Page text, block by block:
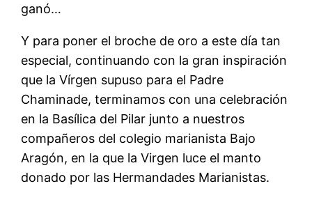
ganó…
Y para poner el broche de oro a este día tan
especial, continuando con la gran inspiración
que la Vírgen supuso para el Padre
Chaminade, terminamos con una celebración
en la Basílica del Pilar junto a nuestros
compañeros del colegio marianista Bajo
Aragón, en la que la Virgen luce el manto
donado por las Hermandades Marianistas.